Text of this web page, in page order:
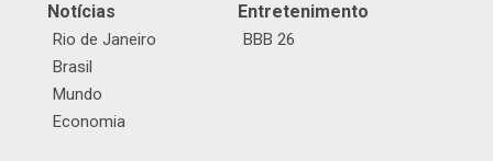
Notícias
Rio de Janeiro
Brasil
Mundo
Economia
Entretenimento
BBB 26